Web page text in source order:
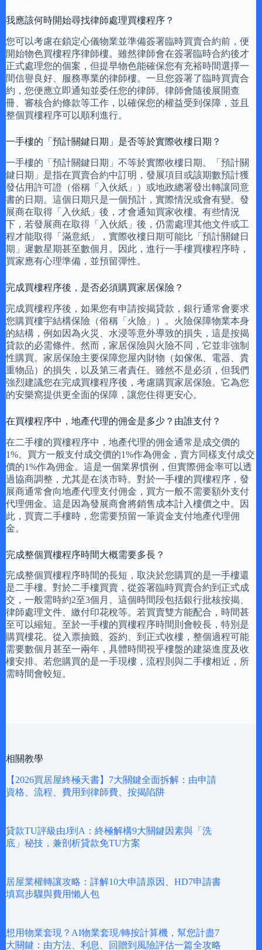
我應該何時開始尋找律師處理買樓程序？
您可以考慮在鎖定心儀物業並準備簽署臨時買賣合約前，便
開始物色買樓程序律師樓。雖然律師會在簽署臨時合約後才
正式處理您的個案，但提早物色能確保您有充裕時間選擇一
間信譽良好、服務專業的律師樓。一旦您簽署了臨時買賣合
約，您便應立即通知並委任您的律師。律師會隨後展開查
冊、審核合約條款等工作，以確保您的權益受到保障，並且
整個買樓程序可以順利進行。
一手樓的「預計關鍵日期」是否等於實際收樓日期？
一手樓的「預計關鍵日期」不等於實際收樓日期。「預計關
鍵日期」是指在買賣合約中訂明，發展項目或該期數預計獲
發佔用許可證（俗稱「入伙紙」）或地政總署發出轉讓同意
書的日期。這個日期只是一個預計，實際情況或會有變。發
展商在取得「入伙紙」後，才會通知買家收樓。有些情況
下，若發展商在取得「入伙紙」後，仍需處理其他文件或工
程才能取得「滿意紙」，實際收樓日期可能比「預計關鍵日
期」遲數星期甚至數個月。因此，進行一手樓買樓程序時，
買家應有心理準備，並預留彈性。
完成買樓程序後，是否必須購買家居保險？
完成買樓程序後，如果您有申請按揭貸款，銀行通常會要求
您購買樓宇結構保險（俗稱「火險」）。火險保障物業本身
的結構，例如因為火災、水浸等意外導致的損失，這是按揭
貸款的必需條件。然而，家居保險與火險不同，它並非強制
性購買。家居保險主要保障您屋內財物（如傢俬、電器、貴
重物品）的損失，以及第三者責任。雖然不是必須，但我們
強烈建議您在完成買樓程序後，考慮購買家居保險。它為您
的安樂窩提供更全面的保障，讓您住得更安心。
在買樓程序中，地產代理的佣金是多少？由誰支付？
在二手樓的買樓程序中，地產代理的佣金通常是成交價的
1%。買方一般支付成交價的1%作為佣金，賣方同樣支付成交
價的1%作為佣金。這是一個業界慣例，但實際佣金率可以透
過協商調整，尤其是在淡市時。對於一手樓的買樓程序，發
展商通常會向地產代理支付佣金，買方一般不需要額外支付
代理佣金。這是因為發展商會將銷售成本計入樓價之中。因
此，買賣二手樓時，您需要預留一筆資金支付地產代理佣
金。
完成整個買樓程序時間大概需要多長？
完成整個買樓程序時間的長短，取決於您購買的是一手樓還
是二手樓。對於二手樓買賣，從簽署臨時買賣合約到正式成
交，一般需時約2至3個月。這個時間段包括銀行批核按揭、
律師處理文件、繳付印花稅等。若買賣雙方能配合，時間甚
至可以縮短。至於一手樓的買樓程序時間則會較長，特別是
購買樓花。從入票抽籤、簽約、到正式收樓，整個過程可能
需要數個月甚至一兩年，具體時間視乎樓盤的建築進度及收
樓安排。若您購買的是一手現樓，流程則與二手樓相近，所
需時間會較短。
相關教學
【2026買居屋終極天書】7大關鍵全面拆解：由申請
資格、流程、費用到律師費、按揭陷阱
貸款TU評級由J到A：終極解構9大關鍵因素與「洗
底」秘技，兼剖析貸款免TU方案
居屋業權轉讓攻略：詳解10大申請原因、HD7申請書
填寫步驟與費用懶人包
想用物業套現？AI物業套現/轉按計算機，幫您計盡7
大關鍵：由方法、利息、回贈到風險評估一篇全攻略